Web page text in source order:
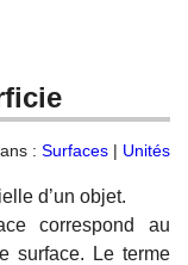
: Surfaces | Unités
d’un objet.
correspond au
surface. Le terme